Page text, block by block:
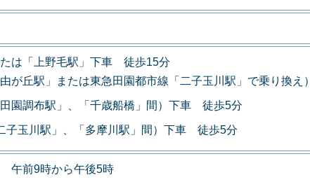
は「上野毛駅」下車 徒歩15分
が丘駅」または東急田園都市線「二子玉川駅」で乗り換え）
園調布駅」、「千歳船橋」間）下車 徒歩5分
子玉川駅」、「多摩川駅」間）下車 徒歩5分
午前9時から午後5時